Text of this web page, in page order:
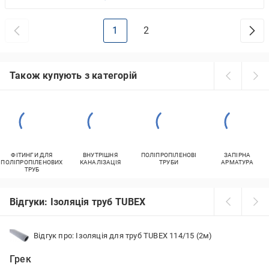
1 2
Також купують з категорій
ФІТИНГИ ДЛЯ
ПОЛІПРОПІЛЕНОВИХ
ТРУБ
ВНУТРІШНЯ
КАНАЛІЗАЦІЯ
ПОЛІПРОПІЛЕНОВІ
ТРУБИ
ЗАПІРНА
АРМАТУРА
Відгуки: Ізоляція труб TUBEX
Відгук про: Ізоляція для труб TUBEX 114/15 (2м)
Грек